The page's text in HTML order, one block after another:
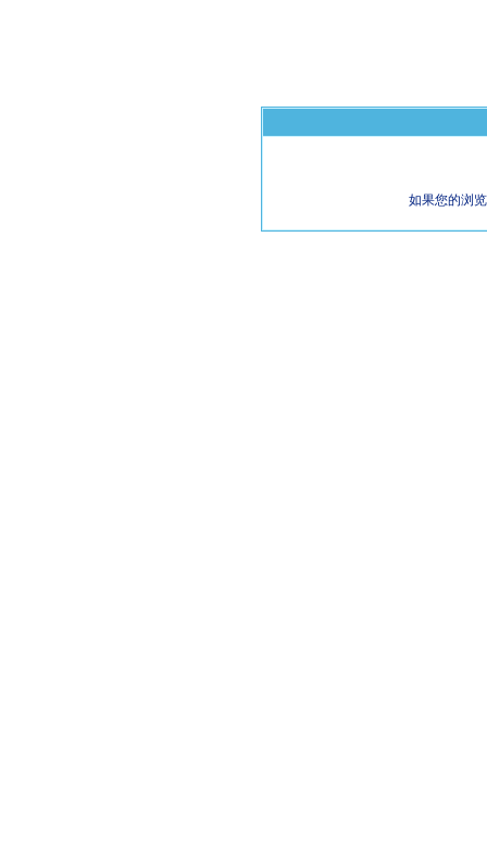
如果您的浏